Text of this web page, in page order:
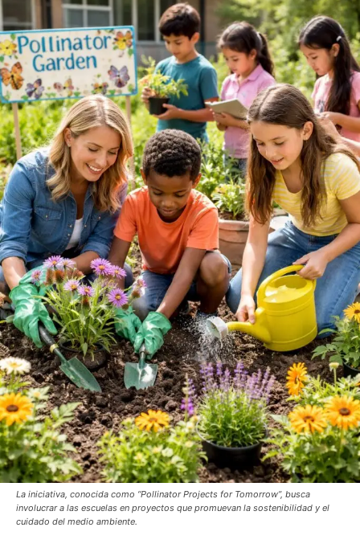
La iniciativa, conocida como “Pollinator Projects for Tomorrow”, busca
involucrar a las escuelas en proyectos que promuevan la sostenibilidad y el
cuidado del medio ambiente.